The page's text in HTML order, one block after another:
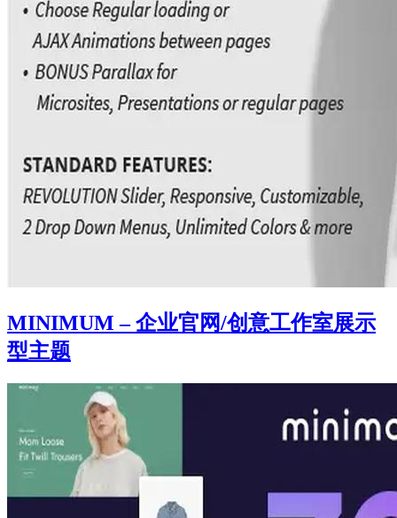
MINIMUM – 企业官网/创意工作室展示
型主题